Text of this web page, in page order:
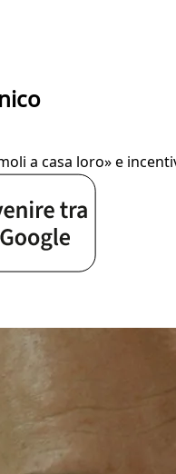
a casa loro» e